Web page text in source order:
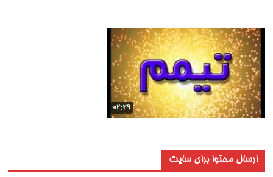
ارسال محتوا برای سایت